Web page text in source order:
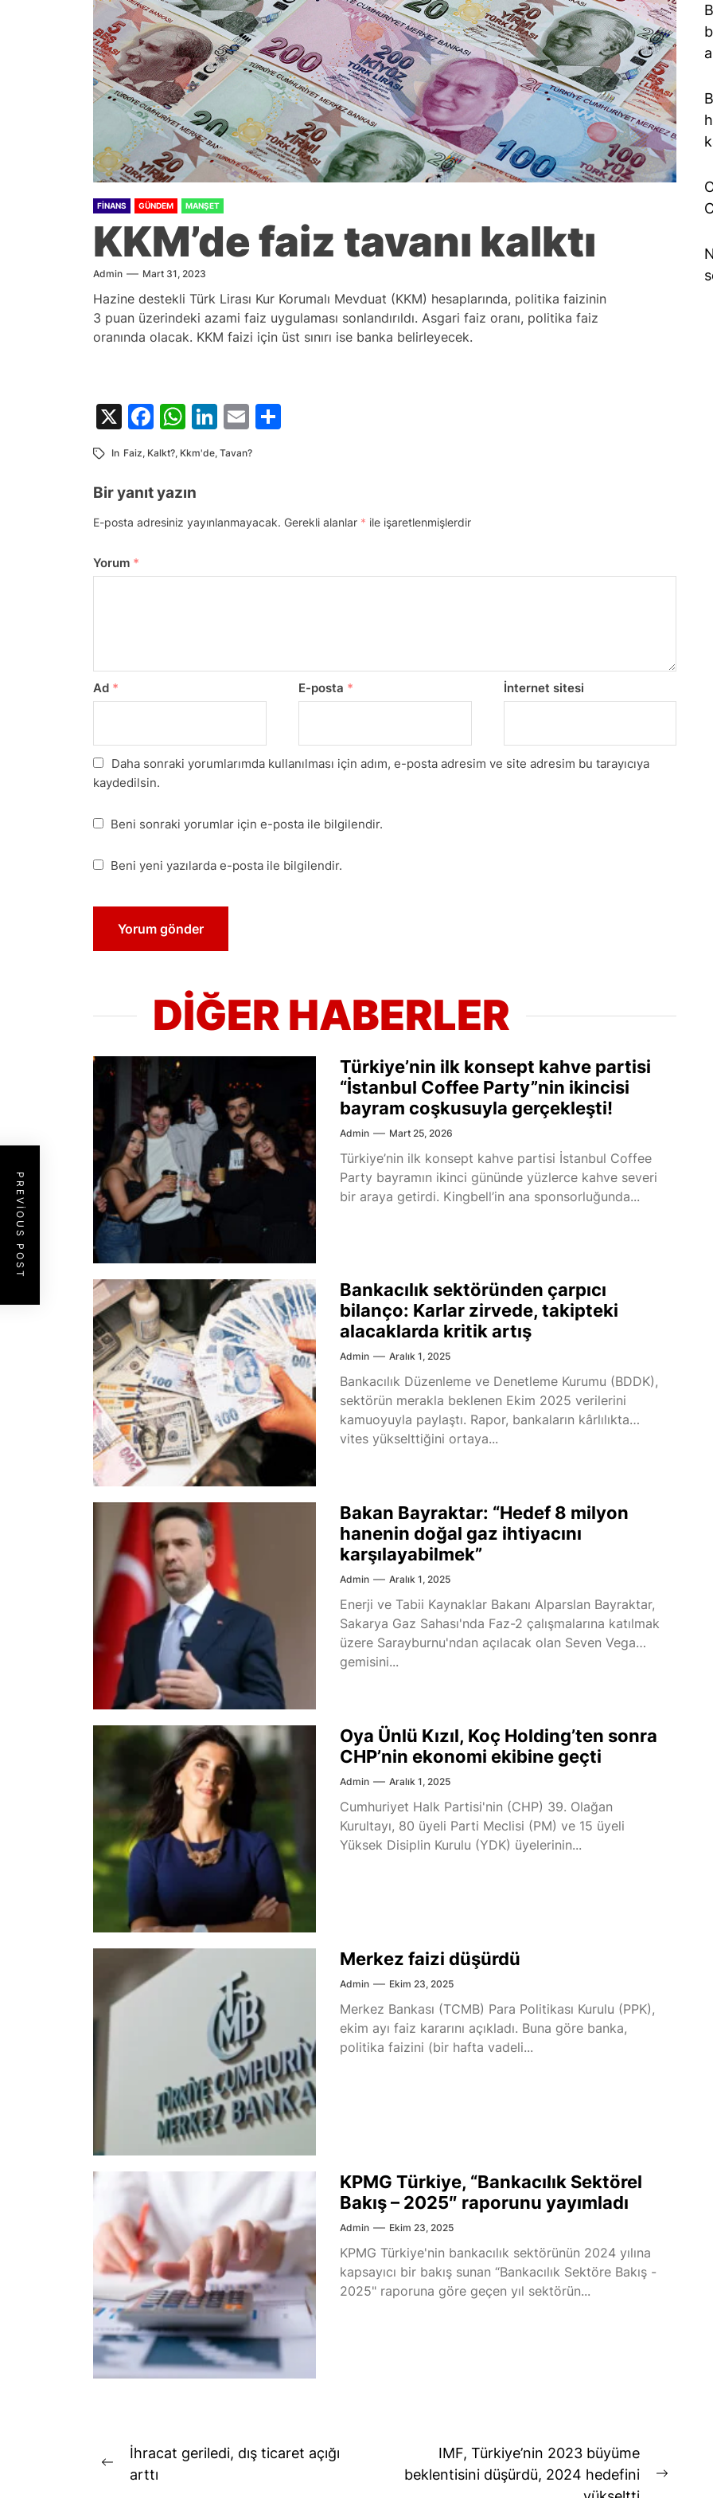
FINANS GÜNDEM MANŞET
KKM’de faiz tavanı kalktı
Admin Mart 31, 2023
Hazine destekli Türk Lirası Kur Korumalı Mevduat (KKM) hesaplarında, politika faizinin
3 puan üzerindeki azami faiz uygulaması sonlandırıldı. Asgari faiz oranı, politika faiz
oranında olacak. KKM faizi için üst sınırı ise banka belirleyecek.
X Facebook
WhatsApp
LinkedIn
Email
In Faiz, Kalkt?, Kkm'de, Tavan?
Bir yanıt yazın
E-posta adresiniz yayınlanmayacak. Gerekli alanlar * ile işaretlenmişlerdir
Yorum *
Ad * E-posta * İnternet sitesi
Daha sonraki yorumlarımda kullanılması için adım, e-posta adresim ve site adresim bu tarayıcıya
kaydedilsin.
Beni sonraki yorumlar için e-posta ile bilgilendir.
Beni yeni yazılarda e-posta ile bilgilendir.
PREVIOUS POST
DİĞER HABERLER
Türkiye’nin ilk konsept kahve partisi
“İstanbul Coffee Party”nin ikincisi
bayram coşkusuyla gerçekleşti!
Admin Mart 25, 2026
Türkiye’nin ilk konsept kahve partisi İstanbul Coffee
Party bayramın ikinci gününde yüzlerce kahve severi
bir araya getirdi. Kingbell’in ana sponsorluğunda...
Bankacılık sektöründen çarpıcı
bilanço: Karlar zirvede, takipteki
alacaklarda kritik artış
Admin Aralık 1, 2025
Bankacılık Düzenleme ve Denetleme Kurumu (BDDK),
sektörün merakla beklenen Ekim 2025 verilerini
kamuoyuyla paylaştı. Rapor, bankaların kârlılıkta
vites yükselttiğini ortaya...
Bakan Bayraktar: “Hedef 8 milyon
hanenin doğal gaz ihtiyacını
karşılayabilmek”
Admin Aralık 1, 2025
Enerji ve Tabii Kaynaklar Bakanı Alparslan Bayraktar,
Sakarya Gaz Sahası'nda Faz-2 çalışmalarına katılmak
üzere Sarayburnu'ndan açılacak olan Seven Vega
gemisini...
Oya Ünlü Kızıl, Koç Holding’ten sonra
CHP’nin ekonomi ekibine geçti
Admin Aralık 1, 2025
Cumhuriyet Halk Partisi'nin (CHP) 39. Olağan
Kurultayı, 80 üyeli Parti Meclisi (PM) ve 15 üyeli
Yüksek Disiplin Kurulu (YDK) üyelerinin...
Merkez faizi düşürdü
Admin Ekim 23, 2025
Merkez Bankası (TCMB) Para Politikası Kurulu (PPK),
ekim ayı faiz kararını açıkladı. Buna göre banka,
politika faizini (bir hafta vadeli...
KPMG Türkiye, “Bankacılık Sektörel
Bakış – 2025″ raporunu yayımladı
Admin Ekim 23, 2025
KPMG Türkiye'nin bankacılık sektörünün 2024 yılına
kapsayıcı bir bakış sunan “Bankacılık Sektöre Bakış -
2025" raporuna göre geçen yıl sektörün...
Yazı
gezinmesi
Previous
İhracat geriledi, dış ticaret açığı
arttı
IMF, Türkiye’nin 2023 büyüme
beklentisini düşürdü, 2024 hedefini